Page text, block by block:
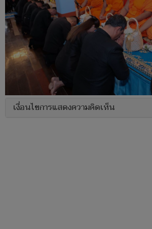
เงื่อนไขการแสดงความคิดเห็น